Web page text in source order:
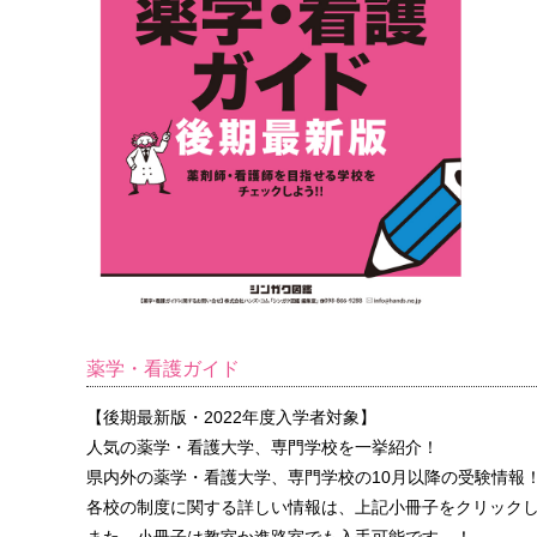
薬学・看護ガイド
【後期最新版・2022年度入学者対象】
人気の薬学・看護大学、専門学校を一挙紹介！
県内外の薬学・看護大学、専門学校の10月以降の受験情報！
各校の制度に関する詳しい情報は、上記小冊子をクリック